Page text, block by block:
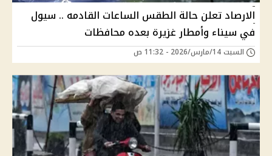
الارصاد تعلن حالة الطقس الساعات القادمه .. سيول
في سيناء وأمطار غزيرة بعده محافظات
السبت 14/مارس/2026 - 11:32 ص